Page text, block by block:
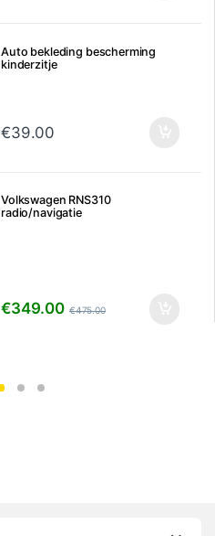
Auto bekleding bescherming
kinderzitje
€39.00
Volkswagen RNS310
radio/navigatie
€349.00 €475.00